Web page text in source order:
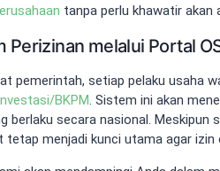
tanpa perlu khawatir akan
Perizinan melalui Portal
pemerintah, setiap pelaku usaha
BKPM. Sistem ini akan
berlaku secara nasional. Meskipun
tetap menjadi kunci utama agar